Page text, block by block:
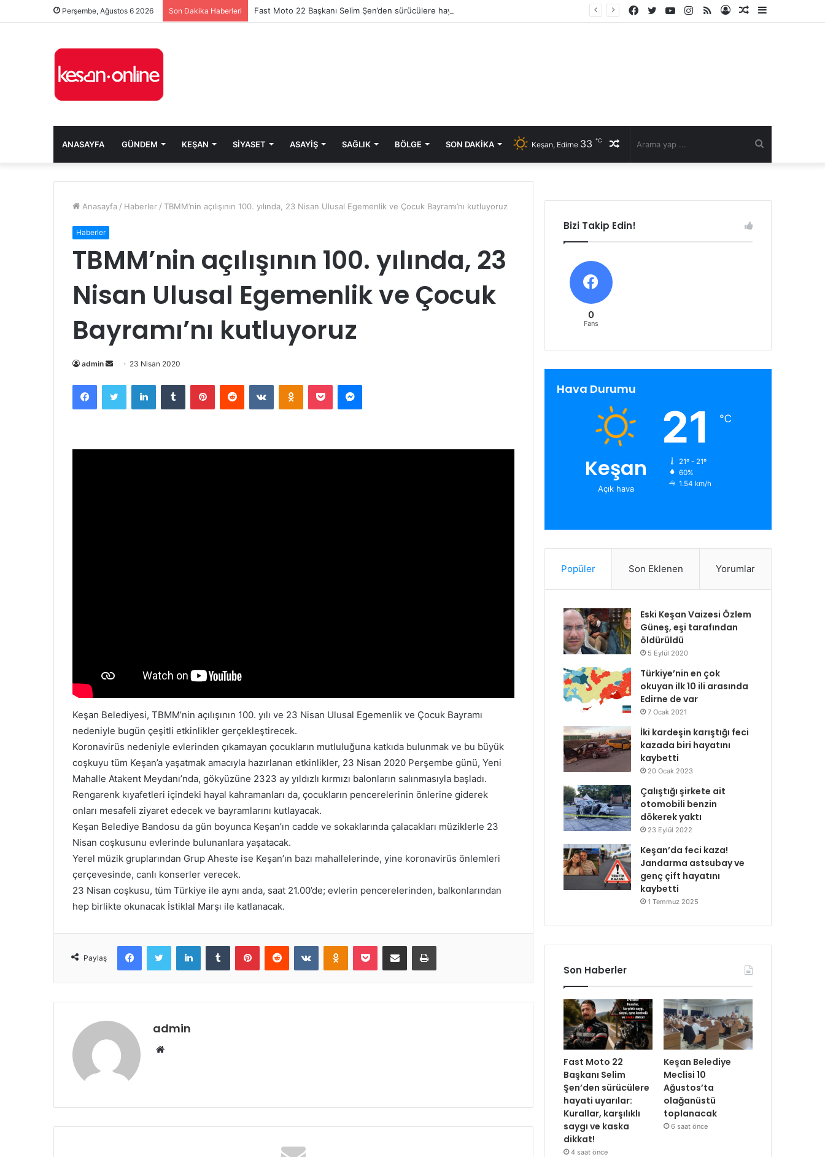
Perşembe, Ağustos 6 2026 Son Dakika Haberleri
Kenar
Rastgele
Kayıt
RSS
Instagram
YouTube
Twitter
Facebook
ANASAYFA GÜNDEM KEŞAN SIYASET ASAYIŞ SAĞLIK BÖLGE SON DAKIKA Rastgele
Keşan, Edirne 33 ℃
Anasayfa / Haberler / TBMM’nin açılışının 100. yılında, 23 Nisan Ulusal Egemenlik ve Çocuk Bayramı’nı kutluyoruz
Haberler
TBMM’nin açılışının 100. yılında, 23
Nisan Ulusal Egemenlik ve Çocuk
Bayramı’nı kutluyoruz
admin
Bir
posta
göndermek
23 Nisan 2020
FacebookTwitter LinkedInTumblr PinterestReddit VKontakteOdnoklassniki
Pocket Messenger
Keşan Belediyesi, TBMM’nin açılışının 100. yılı ve 23 Nisan Ulusal Egemenlik ve Çocuk Bayramı
nedeniyle bugün çeşitli etkinlikler gerçekleştirecek.
Koronavirüs nedeniyle evlerinden çıkamayan çocukların mutluluğuna katkıda bulunmak ve bu büyük
coşkuyu tüm Keşan’a yaşatmak amacıyla hazırlanan etkinlikler, 23 Nisan 2020 Perşembe günü, Yeni
Mahalle Atakent Meydanı’nda, gökyüzüne 2323 ay yıldızlı kırmızı balonların salınmasıyla başladı.
Rengarenk kıyafetleri içindeki hayal kahramanları da, çocukların pencerelerinin önlerine giderek
onları mesafeli ziyaret edecek ve bayramlarını kutlayacak.
Keşan Belediye Bandosu da gün boyunca Keşan’ın cadde ve sokaklarında çalacakları müziklerle 23
Nisan coşkusunu evlerinde bulunanlara yaşatacak.
Yerel müzik gruplarından Grup Aheste ise Keşan’ın bazı mahallelerinde, yine koronavirüs önlemleri
çerçevesinde, canlı konserler verecek.
23 Nisan coşkusu, tüm Türkiye ile aynı anda, saat 21.00’de; evlerin pencerelerinden, balkonlarından
hep birlikte okunacak İstiklal Marşı ile katlanacak.
Paylaş
FacebookTwitter LinkedInTumblr PinterestReddit VKontakteOdnoklassniki
Pocket E-Posta ile paylaş Yazdır
admin
Web
Bizi Takip Edin!
0
Fans
Hava Durumu
Keşan
Açık hava
21 ℃
21º - 21º
60%
1.54 km/h
Popüler Son Eklenen Yorumlar
Eski Keşan Vaizesi Özlem
Güneş, eşi tarafından
öldürüldü
5 Eylül 2020
Türkiye’nin en çok
okuyan ilk 10 ili arasında
Edirne de var
7 Ocak 2021
İki kardeşin karıştığı feci
kazada biri hayatını
kaybetti
20 Ocak 2023
Çalıştığı şirkete ait
otomobili benzin
dökerek yaktı
23 Eylül 2022
Keşan’da feci kaza!
Jandarma astsubay ve
genç çift hayatını
kaybetti
1 Temmuz 2025
Son Haberler
Fast Moto 22
Başkanı Selim
Şen’den sürücülere
hayati uyarılar:
Kurallar, karşılıklı
saygı ve kaska
dikkat!
4 saat önce
Keşan Belediye
Meclisi 10
Ağustos’ta
olağanüstü
toplanacak
6 saat önce